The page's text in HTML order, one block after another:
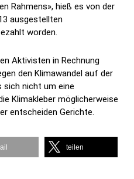
Rahmens», hieß es von der
ausgestellten
worden.
Aktivisten in Rechnung
den Klimawandel auf der
nicht um eine
Klimakleber möglicherweise
entscheiden Gerichte.
teilen